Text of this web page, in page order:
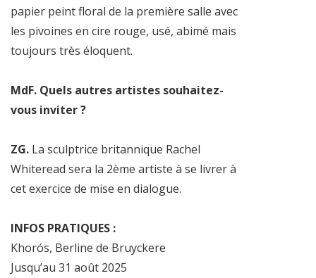
papier peint floral de la première salle avec
les pivoines en cire rouge, usé, abimé mais
toujours très éloquent.
MdF. Quels autres artistes souhaitez-
vous inviter ?
ZG. La sculptrice britannique Rachel
Whiteread sera la 2ème artiste à se livrer à
cet exercice de mise en dialogue.
INFOS PRATIQUES :
Khorós, Berline de Bruyckere
Jusqu’au 31 août 2025